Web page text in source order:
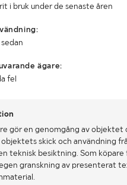
i bruk under de senaste åren
ägare:
fel
gör en genomgång av objektet
skick och användning
teknisk besiktning. Som köpare
granskning av presenterat